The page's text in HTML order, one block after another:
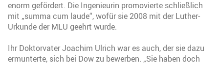
enorm gefördert. Die Ingenieurin promovierte schließlich
mit „summa cum laude“, wofür sie 2008 mit der Luther-
Urkunde der MLU geehrt wurde.
Ihr Doktorvater Joachim Ulrich war es auch, der sie dazu
ermunterte, sich bei Dow zu bewerben. „Sie haben doch